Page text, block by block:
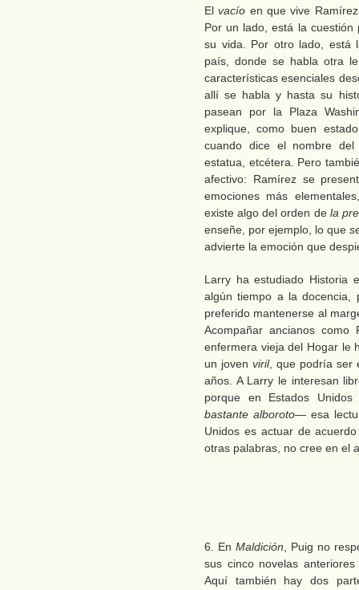
Elvacío en que vive
Por un lado, está la
su vida. Por otro lado, está
país, donde se habla otra
características esenciales
allí se habla y hasta su
pasean por la Plaza
explique, como buen
cuando dice el nombre
estatua, etcétera. Pero
afectivo: Ramírez se
emociones más
existe algo del orden de la
enseñe, por ejemplo, lo que
advierte la emoción que
Larry ha estudiado Historia
algún tiempo a la docencia,
preferido mantenerse al
Acompañar ancianos
enfermera vieja del Hogar le
un joven viril, que podría ser
años. A Larry le interesan
porque en Estados
bastante alboroto— esa
Unidos es actuar de
otras palabras, no cree en el
6. En Maldición , Puig no
sus cinco novelas
Aquí también hay dos